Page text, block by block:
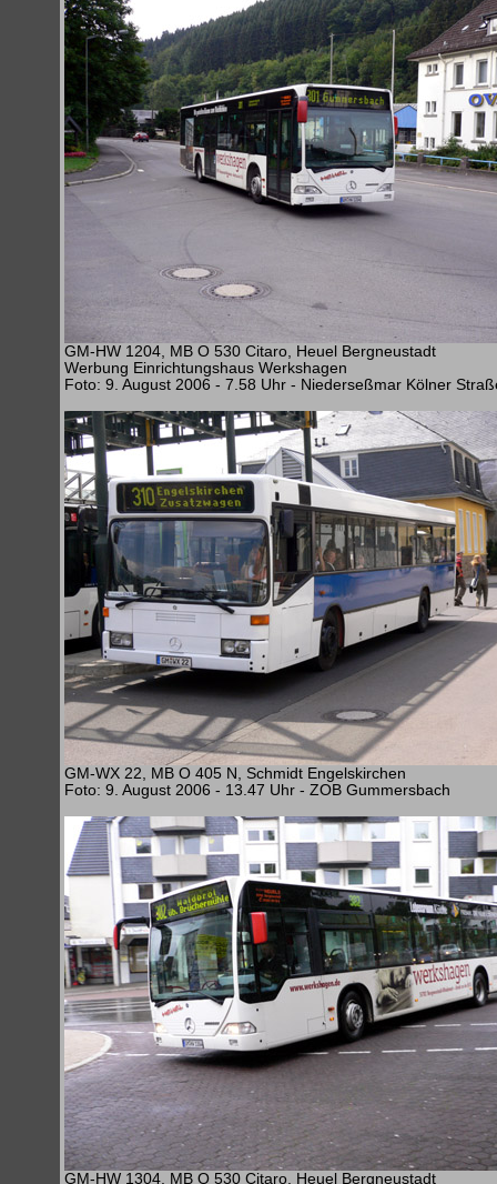
GM-HW 1204, MB O 530 Citaro, Heuel Bergneustadt
Werbung Einrichtungshaus Werkshagen
Foto: 9. August 2006 - 7.58 Uhr - Niederseßmar Kölner
GM-WX 22, MB O 405 N, Schmidt Engelskirchen
Foto: 9. August 2006 - 13.47 Uhr - ZOB Gummersbach
GM-HW 1304, MB O 530 Citaro, Heuel Bergneustadt